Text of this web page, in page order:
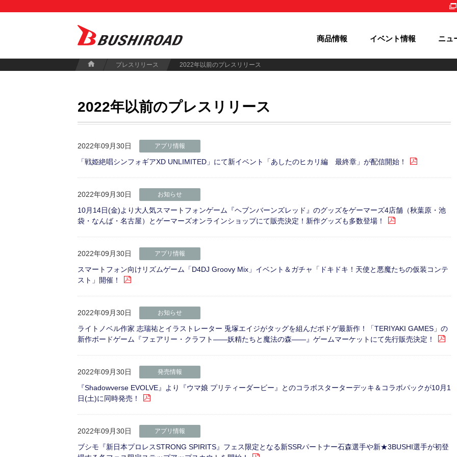
商品情報 イベント情報 ニュ
プレスリリース 2022年以前のプレスリリース
2022年以前のプレスリリース
2022年09月30日 アプリ情報
「戦姫絶唱シンフォギアXD UNLIMITED」にて新イベント「あしたのヒカリ編 最終章」が配信開始！
2022年09月30日 お知らせ
10月14日(金)より大人気スマートフォンゲーム『ヘブンバーンズレッド』のグッズをゲーマーズ4店舗（秋葉原・池
袋・なんば・名古屋）とゲーマーズオンラインショップにて販売決定！新作グッズも多数登場！
2022年09月30日 アプリ情報
スマートフォン向けリズムゲーム「D4DJ Groovy Mix」イベント＆ガチャ「ドキドキ！天使と悪魔たちの仮装コンテ
スト」開催！
2022年09月30日 お知らせ
ライトノベル作家 志瑞祐とイラストレーター 兎塚エイジがタッグを組んだボドゲ最新作！「TERIYAKI GAMES」の
新作ボードゲーム『フェアリー・クラフト――妖精たちと魔法の森――』ゲームマーケットにて先行販売決定！
2022年09月30日 発売情報
『Shadowverse EVOLVE』より『ウマ娘 プリティーダービー』とのコラボスターターデッキ＆コラボパックが10月1
日(土)に同時発売！
2022年09月30日 アプリ情報
ブシモ『新日本プロレスSTRONG SPIRITS』フェス限定となる新SSRパートナー石森選手や新★3BUSHI選手が初登